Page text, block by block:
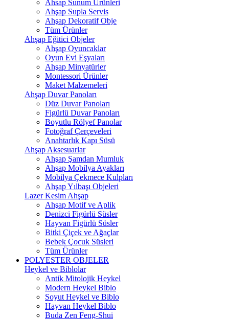
Ahsap Sunum Ürünleri
Ahşap Supla Servis
Ahşap Dekoratif Obje
Tüm Ürünler
Ahşap Eğitici Objeler
Ahşap Oyuncaklar
Oyun Evi Eşyaları
Ahşap Minyatürler
Montessori Ürünler
Maket Malzemeleri
Ahşap Duvar Panoları
Düz Duvar Panoları
Figürlü Duvar Panoları
Boyutlu Rölyef Panolar
Fotoğraf Çerçeveleri
Anahtarlık Kapı Süsü
Ahşap Aksesuarlar
Ahşap Şamdan Mumluk
Ahşap Mobilya Ayakları
Mobilya Çekmece Kulpları
Ahşap Yılbaşı Objeleri
Lazer Kesim Ahşap
Ahşap Motif ve Aplik
Denizci Figürlü Süsler
Hayvan Figürlü Süsler
Bitki Çiçek ve Ağaçlar
Bebek Çocuk Süsleri
Tüm Ürünler
POLYESTER OBJELER
Heykel ve Biblolar
Antik Mitolojik Heykel
Modern Heykel Biblo
Soyut Heykel ve Biblo
Hayvan Heykel Biblo
Buda Zen Feng-Shui